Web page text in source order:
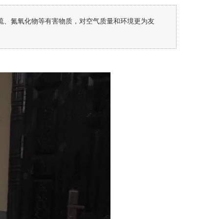
氮氧化物等有害物质，对空气质量和环境更为友